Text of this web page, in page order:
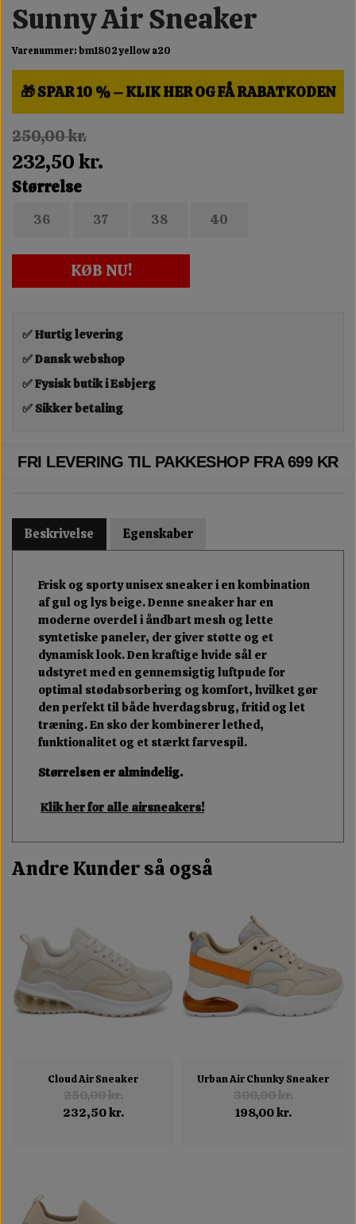
Sunny Air Sneaker
Varenummer: bm1802 yellow a20
🎁 SPAR 10 % – KLIK HER OG FÅ RABATKODEN
250,00 kr.
232,50 kr.
Størrelse
36 37 38 40
KØB NU!
✅ Hurtig levering
✅ Dansk webshop
✅ Fysisk butik i Esbjerg
✅ Sikker betaling
FRI LEVERING TIL PAKKESHOP FRA 699 KR
Beskrivelse Egenskaber
Frisk og sporty unisex sneaker i en kombination
af gul og lys beige. Denne sneaker har en
moderne overdel i åndbart mesh og lette
syntetiske paneler, der giver støtte og et
dynamisk look. Den kraftige hvide sål er
udstyret med en gennemsigtig luftpude for
optimal stødabsorbering og komfort, hvilket gør
den perfekt til både hverdagsbrug, fritid og let
træning. En sko der kombinerer lethed,
funktionalitet og et stærkt farvespil.
Størrelsen er almindelig.
Klik her for alle airsneakers!
Andre Kunder så også
Cloud Air Sneaker
250,00 kr.
232,50 kr.
Urban Air Chunky Sneaker
300,00 kr.
198,00 kr.